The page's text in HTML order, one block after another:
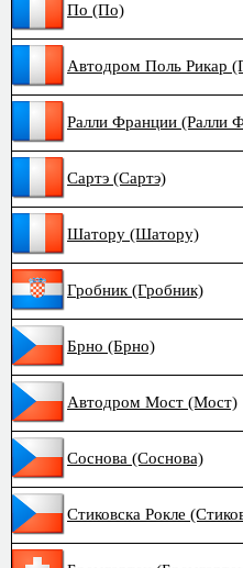
По (По)
Автодром Поль Рикар
Ралли Франции (Ралли
Сартэ (Сартэ)
Шатору (Шатору)
Гробник (Гробник)
Брно (Брно)
Автодром Мост (Мост)
Соснова (Соснова)
Стиковска Рокле